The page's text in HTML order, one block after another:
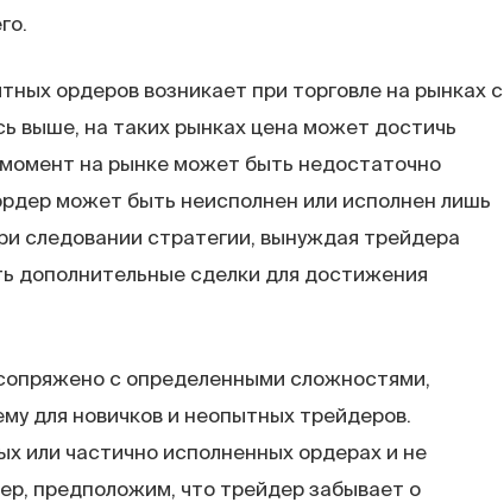
ордеров возникает при торговле на рынках с
выше, на таких рынках цена может достичь
на рынке может быть недостаточно
может быть неисполнен или исполнен лишь
следовании стратегии, вынуждая трейдера
дополнительные сделки для достижения
с определенными сложностями,
для новичков и неопытных трейдеров.
или частично исполненных ордерах и не
предположим, что трейдер забывает о